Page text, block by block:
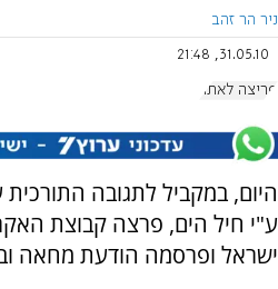
ניר הר זהב
31.05.10, 21:48
פריצה לאתר
היום, במקביל לתגובה
ישראל ופרסמה הודעת מחאה